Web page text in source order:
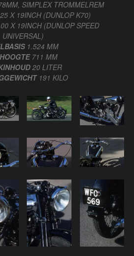
SIMPLEX TROMMELREM
X 19INCH (DUNLOP K70)
X 19INCH (DUNLOP SPEED
UNIVERSAL)
1.524 MM
711 MM
20 LITER
191 KILO